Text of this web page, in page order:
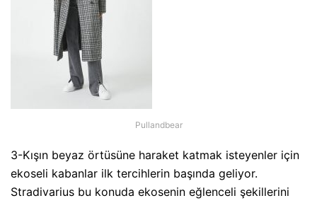
Pullandbear
3-Kışın beyaz örtüsüne haraket katmak isteyenler için
ekoseli kabanlar ilk tercihlerin başında geliyor.
Stradivarius bu konuda ekosenin eğlenceli şekillerini